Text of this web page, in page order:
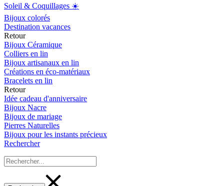
Soleil & Coquillages ☀️
Bijoux colorés
Destination vacances
Retour
Bijoux Céramique
Colliers en lin
Bijoux artisanaux en lin
Créations en éco-matériaux
Bracelets en lin
Retour
Idée cadeau d'anniversaire
Bijoux Nacre
Bijoux de mariage
Pierres Naturelles
Bijoux pour les instants précieux
Rechercher